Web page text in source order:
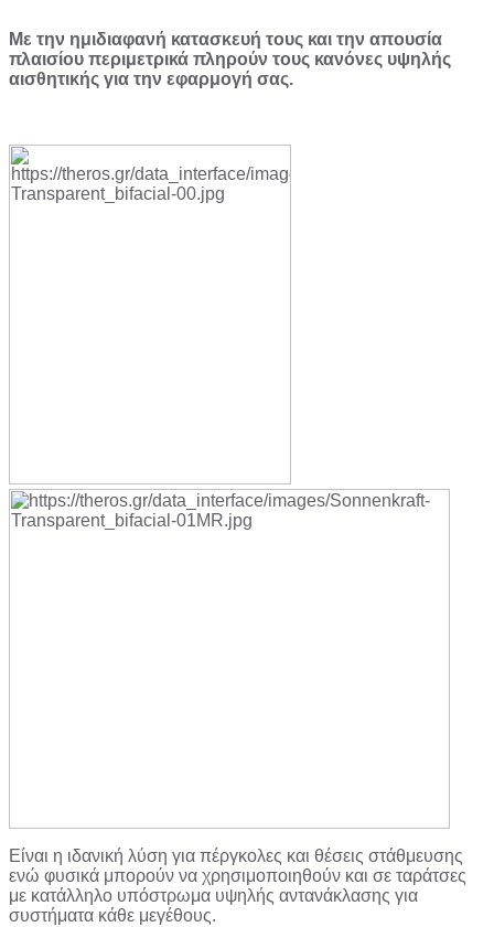
Με την ημιδιαφανή κατασκευή τους και την απουσία
πλαισίου περιμετρικά πληρούν τους κανόνες υψηλής
αισθητικής για την εφαρμογή σας.
Είναι η ιδανική λύση για πέργκολες και θέσεις στάθμευσης
ενώ φυσικά μπορούν να χρησιμοποιηθούν και σε ταράτσες
με κατάλληλο υπόστρωμα υψηλής αντανάκλασης για
συστήματα κάθε μεγέθους.